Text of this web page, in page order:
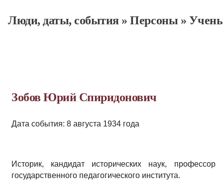
Люди, даты, cобытия»Персоны »
Зобов Юрий Спиридонович
Дата события: 8 августа 1934 года
Историк, кандидат исторических наук,
государственного педагогического института.